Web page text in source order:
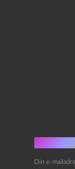
Skriv
Din e-